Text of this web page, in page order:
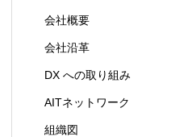
会社概要
会社沿革
DX への取り組み
AITネットワーク
組織図